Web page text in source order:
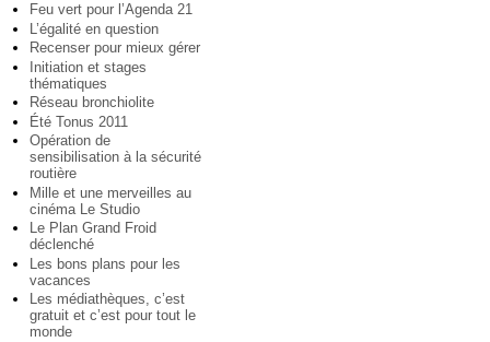
Feu vert pour l’Agenda 21
L’égalité en question
Recenser pour mieux gérer
Initiation et stages
thématiques
Réseau bronchiolite
Été Tonus 2011
Opération de
sensibilisation à la sécurité
routière
Mille et une merveilles au
cinéma Le Studio
Le Plan Grand Froid
déclenché
Les bons plans pour les
vacances
Les médiathèques, c’est
gratuit et c’est pour tout le
monde